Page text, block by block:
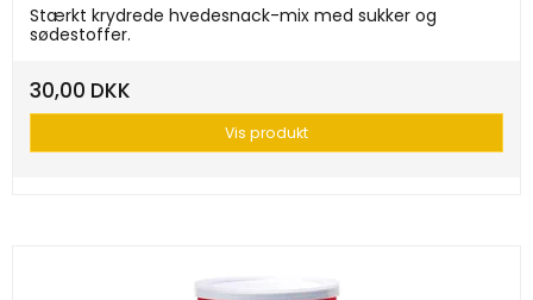
Stærkt krydrede hvedesnack-mix med sukker og
sødestoffer.
30,00 DKK
Vis produkt